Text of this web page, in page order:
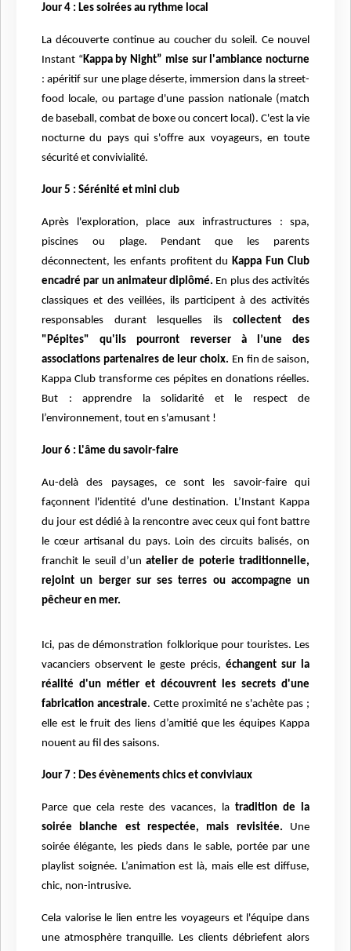
Jour 4 : Les soirées au rythme local
La découverte continue au coucher du soleil. Ce nouvel
Instant “Kappa by Night” mise sur l'ambiance nocturne
: apéritif sur une plage déserte, immersion dans la street-
food locale, ou partage d'une passion nationale (match
de baseball, combat de boxe ou concert local). C'est la vie
nocturne du pays qui s'offre aux voyageurs, en toute
sécurité et convivialité.
Jour 5 : Sérénité et mini club
Après l'exploration, place aux infrastructures : spa,
piscines ou plage. Pendant que les parents
déconnectent, les enfants profitent duKappa Fun Club
encadré par un animateur diplômé. En plus des activités
classiques et des veillées, ils participent à des activités
responsables durant lesquelles ilscollectent des
"Pépites" qu'ils pourront reverser à l’une des
associations partenaires de leur choix. En fin de saison,
Kappa Club transforme ces pépites en donations réelles.
But : apprendre la solidarité et le respect de
l’environnement, tout en s'amusant !
Jour 6 : L'âme du savoir-faire
Au-delà des paysages, ce sont les savoir-faire qui
façonnent l'identité d'une destination. L’Instant Kappa
du jour est dédié à la rencontre avec ceux qui font battre
le cœur artisanal du pays. Loin des circuits balisés, on
franchit le seuil d’unatelier de poterie traditionnelle,
rejoint un berger sur ses terres ou accompagne un
pêcheur en mer.
Ici, pas de démonstration folklorique pour touristes. Les
vacanciers observent le geste précis, échangent sur la
réalité d'un métier et découvrent les secrets d'une
fabrication ancestrale. Cette proximité ne s'achète pas ;
elle est le fruit des liens d’amitié que les équipes Kappa
nouent au fil des saisons.
Jour 7 : Des évènements chics et conviviaux
Parce que cela reste des vacances, la tradition de la
soirée blanche est respectée, mais revisitée. Une
soirée élégante, les pieds dans le sable, portée par une
playlist soignée. L’animation est là, mais elle est diffuse,
chic, non-intrusive.
Cela valorise le lien entre les voyageurs et l'équipe dans
une atmosphère tranquille. Les clients débriefent alors